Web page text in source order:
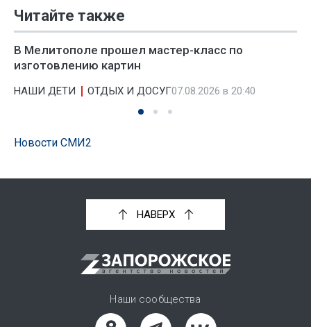
Читайте также
В Мелитополе прошел мастер-класс по
изготовлению картин
НАШИ ДЕТИ ОТДЫХ И ДОСУГ07.08.2026 в 20:40
Новости СМИ2
НАВЕРХ
Наши сообщества